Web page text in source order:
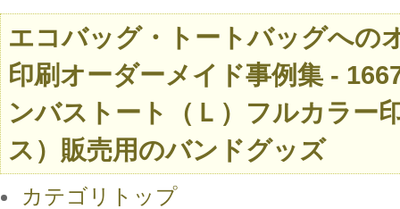
エコバッグ・トートバッグへの
印刷オーダーメイド事例集 -
ンバストート（Ｌ）フルカラー
ス）販売用のバンドグッズ
カテゴリトップ